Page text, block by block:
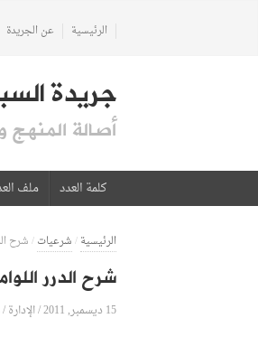
الرئيسية عن الجريدة
جريدة
أصالة المنهج
كلمة العدد ملف
الرئيسية/شرعيات/شرح
شرح الدرر
15 ديسمبر, 2011 /الإدارة/